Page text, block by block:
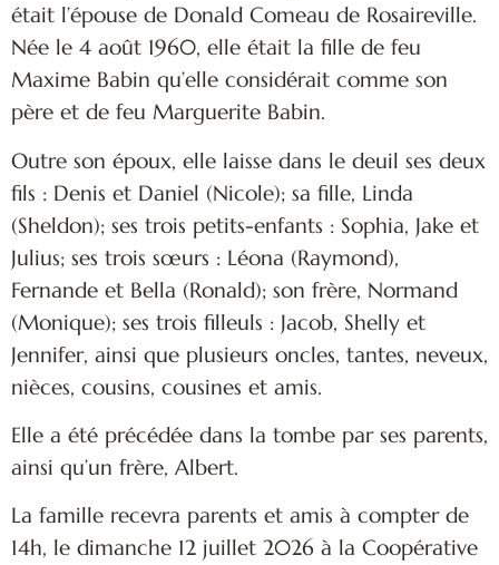
était l’épouse de Donald Comeau de Rosaireville.
Née le 4 août 1960, elle était la fille de feu
Maxime Babin qu’elle considérait comme son
père et de feu Marguerite Babin.
Outre son époux, elle laisse dans le deuil ses deux
fils : Denis et Daniel (Nicole); sa fille, Linda
(Sheldon); ses trois petits-enfants : Sophia, Jake et
Julius; ses trois sœurs : Léona (Raymond),
Fernande et Bella (Ronald); son frère, Normand
(Monique); ses trois filleuls : Jacob, Shelly et
Jennifer, ainsi que plusieurs oncles, tantes, neveux,
nièces, cousins, cousines et amis.
Elle a été précédée dans la tombe par ses parents,
ainsi qu’un frère, Albert.
La famille recevra parents et amis à compter de
14h, le dimanche 12 juillet 2026 à la Coopérative